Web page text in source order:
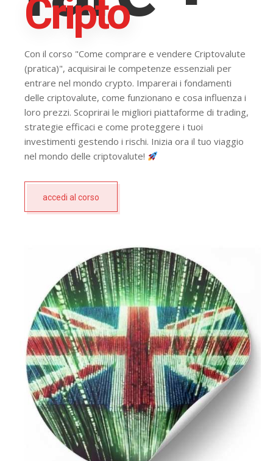
Cripto
Con il corso "Come comprare e vendere Criptovalute
(pratica)", acquisirai le competenze essenziali per
entrare nel mondo crypto. Imparerai i fondamenti
delle criptovalute, come funzionano e cosa influenza i
loro prezzi. Scoprirai le migliori piattaforme di trading,
strategie efficaci e come proteggere i tuoi
investimenti gestendo i rischi. Inizia ora il tuo viaggio
nel mondo delle criptovalute!
accedi al corso